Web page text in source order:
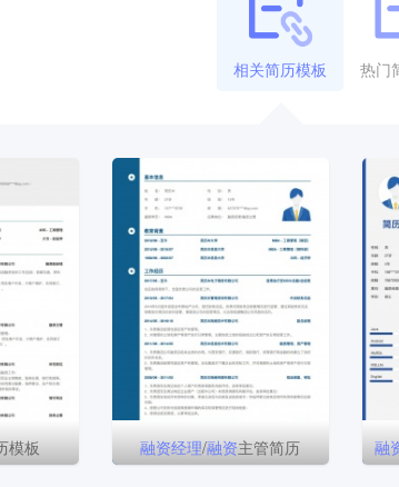
相关简历模板 热门
模板 融资经理/融资主管简历 融